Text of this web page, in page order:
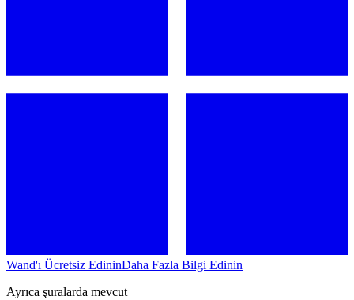
Wand'ı Ücretsiz EdininDaha Fazla Bilgi Edinin
Ayrıca şuralarda mevcut